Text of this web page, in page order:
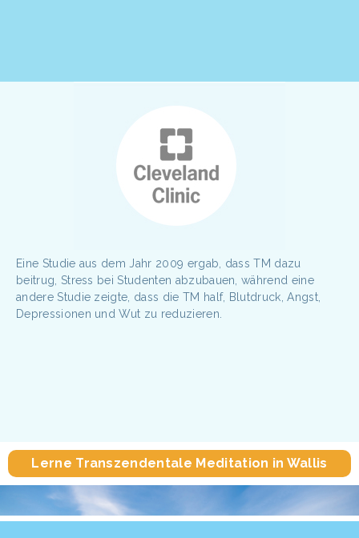
Eine Studie aus dem Jahr 2009 ergab, dass TM dazu
beitrug, Stress bei Studenten abzubauen, während eine
andere Studie zeigte, dass die TM half, Blutdruck, Angst,
Depressionen und Wut zu reduzieren.
Lerne Transzendentale Meditation in Wallis